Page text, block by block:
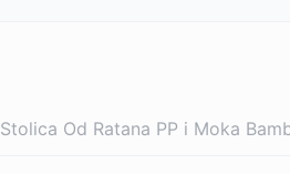
Stolica Od Ratana PP i Moka